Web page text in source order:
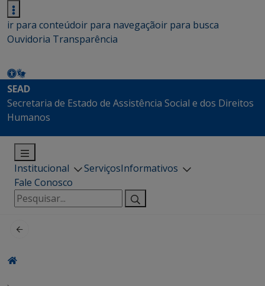
ir para conteúdoir para navegaçãoir para busca
Ouvidoria Transparência
SEAD
Secretaria de Estado de Assistência Social e dos Direitos
Humanos
Institucional ServiçosInformativos
Fale Conosco
Pesquisar
por: